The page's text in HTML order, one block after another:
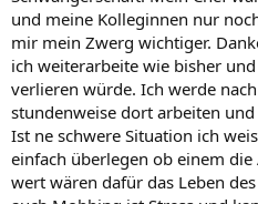
und meine Kolleginnen nur
mir mein Zwerg wichtiger.
ich weiterarbeite wie bisher
verlieren würde. Ich werde
stundenweise dort arbeiten
Ist ne schwere Situation ich
einfach überlegen ob einem
wert wären dafür das Leben